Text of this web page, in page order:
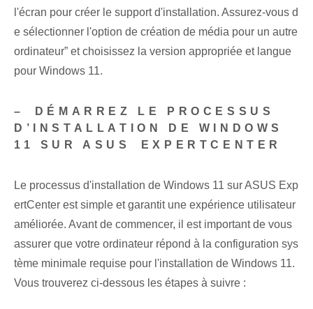
l'écran pour créer le support d'installation. Assurez-vous d
e sélectionner l'option de création de média ⁤pour un autre
‌ordinateur” et choisissez la version appropriée‌ et langue
pour Windows ‍11.
– ⁣DÉMARREZ LE PROCESSUS
D’INSTALLATION DE WINDOWS
11 SUR ASUS ⁢EXPERTCENTER
Le ⁢processus d'installation de ⁢Windows 11 ⁤sur ASUS Exp
ertCenter est ⁢simple et garantit une expérience utilisateur
améliorée. ‌Avant de commencer, il est important de vous
assurer que votre ordinateur répond à la configuration sys
tème minimale requise pour l'installation de Windows 11.
Vous trouverez ci-dessous les étapes à suivre :